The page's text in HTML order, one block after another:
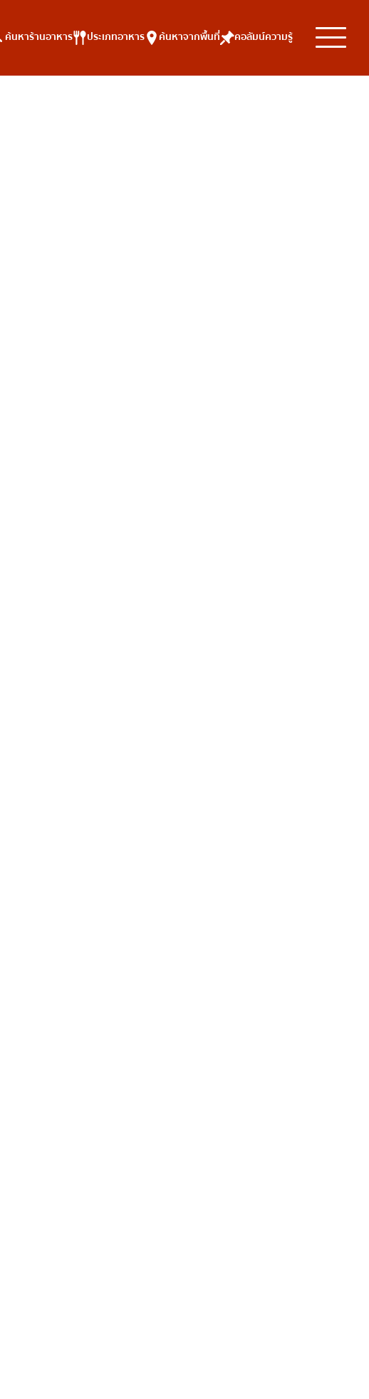
ค้นหาร้านอาหาร ประเภทอาหาร ค้นหาจากพื้นที่ คอลัมน์ความรู้